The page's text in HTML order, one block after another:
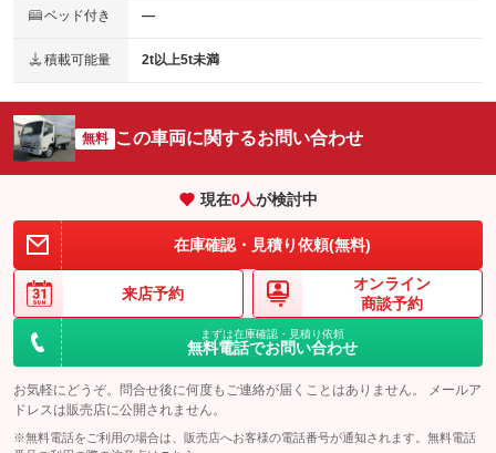
ベッド付き ―
積載可能量 2t以上5t未満
無料 この車両に関するお問い合わせ
現在0人が検討中
在庫確認・見積り依頼(無料)
来店予約
オンライン
商談予約
まずは在庫確認・見積り依頼
無料電話でお問い合わせ
お気軽にどうぞ。問合せ後に何度もご連絡が届くことはありません。 メールア
ドレスは販売店に公開されません。
※無料電話をご利用の場合は、販売店へお客様の電話番号が通知されます。無料電話